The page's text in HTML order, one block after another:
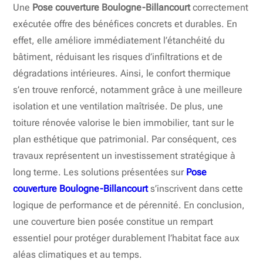
Une Pose couverture Boulogne-Billancourtcorrectement
exécutée offre des bénéfices concrets et durables. En
effet, elle améliore immédiatement l’étanchéité du
bâtiment, réduisant les risques d’infiltrations et de
dégradations intérieures. Ainsi, le confort thermique
s’en trouve renforcé, notamment grâce à une meilleure
isolation et une ventilation maîtrisée. De plus, une
toiture rénovée valorise le bien immobilier, tant sur le
plan esthétique que patrimonial. Par conséquent, ces
travaux représentent un investissement stratégique à
long terme. Les solutions présentées sur Pose
couverture Boulogne-Billancourts’inscrivent dans cette
logique de performance et de pérennité. En conclusion,
une couverture bien posée constitue un rempart
essentiel pour protéger durablement l’habitat face aux
aléas climatiques et au temps.